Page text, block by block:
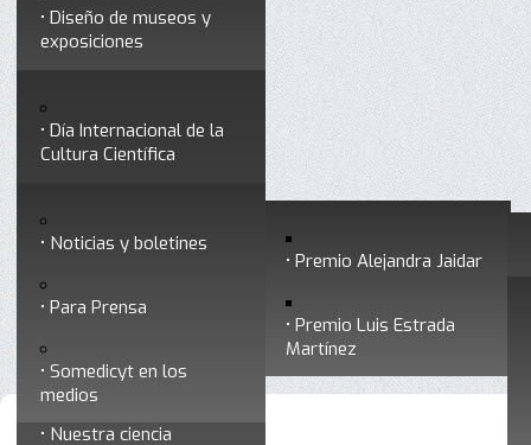
Socios vigentes
Consejo Directivo
profesionales
Premios a divulgadores Premio Alejandra Jaidar
Premio Luis Estrada
Martínez
Diseño de museos y
exposiciones
formar divulgadores
Día Internacional de la
Cultura Científica
Ciencia y Tecnología
Nuestra ciencia
Noticias y boletines
Para Prensa
Somedicyt en los
medios
Contacto
¿Quiénes somos?